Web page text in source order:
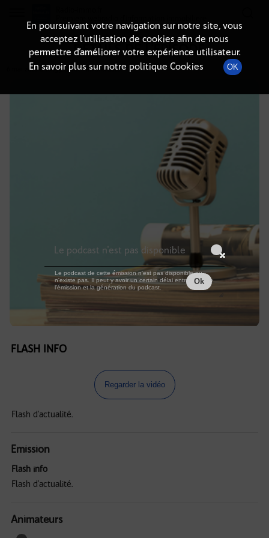
DÉTAILS DE L'ÉPISODE
6 mai 2026à 10h59, durée : Invalid date
FLASH INFO
Regarder la vidéo
Flash d'actualité.
Emission
Flash info
Flash d'actualité.
Animateurs
En poursuivant votre navigation sur notre site, vous
acceptez l’utilisation de cookies afin de nous
permettre d’améliorer votre expérience utilisateur.
En savoir plus sur notre politique Cookies
OK
Le podcast n'est pas disponible
Le podcast de cette émission n'est pas disponible ou
n'existe pas. Il peut y avoir un certain délai entre la fin de
l'émission et la génération du podcast.
Ok